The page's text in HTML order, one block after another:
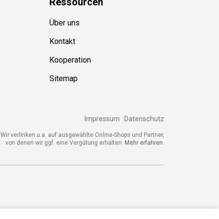
Über uns
Kontakt
Kooperation
Sitemap
Impressum Datenschutz
verlinken u.a. auf ausgewählte Online-Shops und Partner,
von denen wir ggf. eine Vergütung erhalten.
Mehr erfahren.